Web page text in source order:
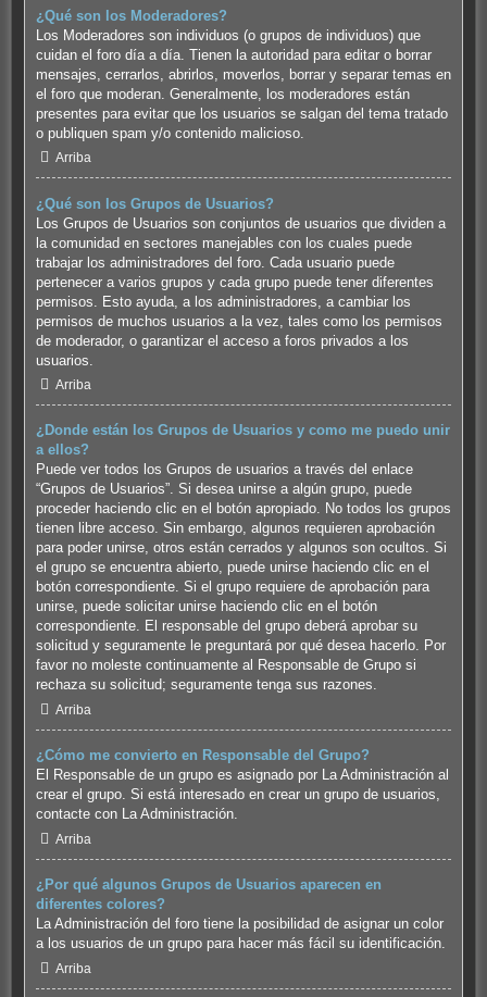
¿Qué son los Moderadores?
Los Moderadores son individuos (o grupos de individuos) que
cuidan el foro día a día. Tienen la autoridad para editar o borrar
mensajes, cerrarlos, abrirlos, moverlos, borrar y separar temas en
el foro que moderan. Generalmente, los moderadores están
presentes para evitar que los usuarios se salgan del tema tratado
o publiquen spam y/o contenido malicioso.
Arriba
¿Qué son los Grupos de Usuarios?
Los Grupos de Usuarios son conjuntos de usuarios que dividen a
la comunidad en sectores manejables con los cuales puede
trabajar los administradores del foro. Cada usuario puede
pertenecer a varios grupos y cada grupo puede tener diferentes
permisos. Esto ayuda, a los administradores, a cambiar los
permisos de muchos usuarios a la vez, tales como los permisos
de moderador, o garantizar el acceso a foros privados a los
usuarios.
Arriba
¿Donde están los Grupos de Usuarios y como me puedo unir
a ellos?
Puede ver todos los Grupos de usuarios a través del enlace
“Grupos de Usuarios”. Si desea unirse a algún grupo, puede
proceder haciendo clic en el botón apropiado. No todos los grupos
tienen libre acceso. Sin embargo, algunos requieren aprobación
para poder unirse, otros están cerrados y algunos son ocultos. Si
el grupo se encuentra abierto, puede unirse haciendo clic en el
botón correspondiente. Si el grupo requiere de aprobación para
unirse, puede solicitar unirse haciendo clic en el botón
correspondiente. El responsable del grupo deberá aprobar su
solicitud y seguramente le preguntará por qué desea hacerlo. Por
favor no moleste continuamente al Responsable de Grupo si
rechaza su solicitud; seguramente tenga sus razones.
Arriba
¿Cómo me convierto en Responsable del Grupo?
El Responsable de un grupo es asignado por La Administración al
crear el grupo. Si está interesado en crear un grupo de usuarios,
contacte con La Administración.
Arriba
¿Por qué algunos Grupos de Usuarios aparecen en
diferentes colores?
La Administración del foro tiene la posibilidad de asignar un color
a los usuarios de un grupo para hacer más fácil su identificación.
Arriba